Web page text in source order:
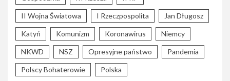
II Wojna Światowa I Rzeczpospolita Jan Długosz
Katyń Komunizm Koronawirus Niemcy
NKWD NSZ Opresyjne państwo Pandemia
Polscy Bohaterowie Polska